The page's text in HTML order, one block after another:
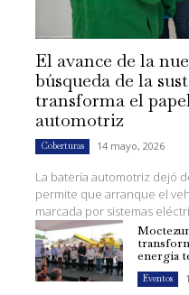
El avance de la
búsqueda de la
transforma el
automotriz
Coberturas 14 mayo, 2026
La batería automotriz dejó
permite que arranque el
marcada por sistemas
energía
Eventos